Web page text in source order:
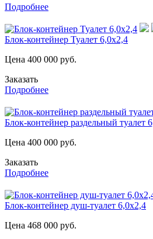
Подробнее
Блок-контейнер Туалет 6,0х2,4
Цена 400 000 руб.
Заказать
Подробнее
Блок-контейнер раздельный туалет
Цена 400 000 руб.
Заказать
Подробнее
Блок-контейнер душ-туалет 6,0х2,4
Цена 468 000 руб.